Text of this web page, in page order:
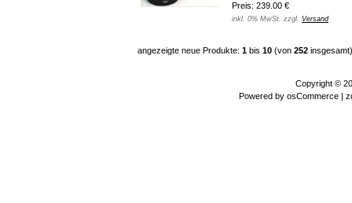
Preis: 239.00 €
inkl. 0% MwSt. zzgl. Versand
angezeigte neue Produkte: 1 bis 10 (von 252 insgesamt)
Copyright ©
Powered by osCommerce |